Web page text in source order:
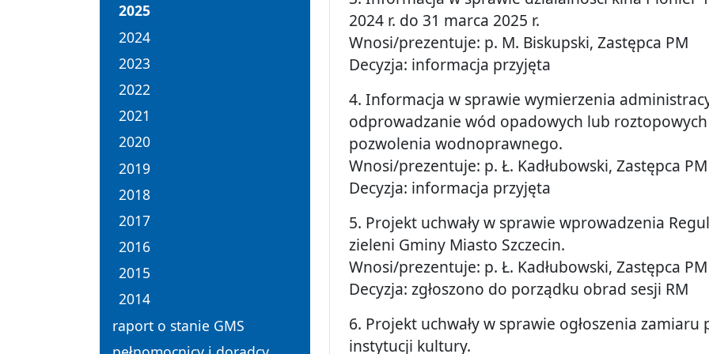
2025
2024
2023
2022
2021
2020
2019
2018
2017
2016
2015
2014
raport o stanie GMS
2024 r. do 31 marca 2025 r.
Wnosi/prezentuje: p. M. Biskupski, Zastępca PM
Decyzja: informacja przyjęta
4. Informacja w sprawie wymierzenia
odprowadzanie wód opadowych lub
pozwolenia wodnoprawnego.
Wnosi/prezentuje: p. Ł. Kadłubowski, Zastępca PM
Decyzja: informacja przyjęta
5. Projekt uchwały w sprawie wprowadzenia
zieleni Gminy Miasto Szczecin.
Wnosi/prezentuje: p. Ł. Kadłubowski, Zastępca PM
Decyzja: zgłoszono do porządku obrad sesji RM
6. Projekt uchwały w sprawie ogłoszenia zamiaru
instytucji kultury.